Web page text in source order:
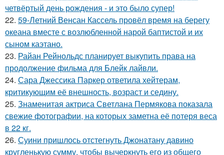
четвёртый день рождения - и это было супер!
22. 59-Летний Венсан Кассель провёл время на берегу
океана вместе с возлюбленной нарой баптистой и их
сыном каэтано.
23. Райан Рейнольдс планирует выкупить права на
продолжение фильма для Блейк лайвли.
24. Сара Джессика Паркер ответила хейтерам,
критикующим её внешность, возраст и седину.
25. Знаменитая актриса Светлана Пермякова показала
свежие фотографии, на которых заметна её потеря веса
в 22 кг.
26. Суини пришлось отстегнуть Джонатану давино
кругленькую сумму, чтобы вычеркнуть его из общего